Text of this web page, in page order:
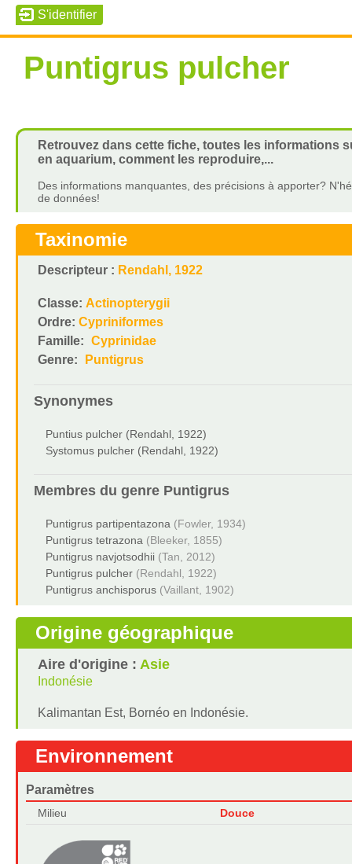
Puntigrus pulcher
Retrouvez dans cette fiche, toutes les informations
en aquarium, comment les reproduire,...
Des informations manquantes, des précisions à apporter?
de données!
Taxinomie
Descripteur : Rendahl, 1922
Classe: Actinopterygii
Ordre: Cypriniformes
Famille: Cyprinidae
Genre:
Puntigrus
Synonymes
Puntius pulcher (Rendahl, 1922)
Systomus pulcher (Rendahl, 1922)
Membres du genre Puntigrus
Puntigrus partipentazona (Fowler, 1934)
Puntigrus tetrazona (Bleeker, 1855)
Puntigrus navjotsodhii (Tan, 2012)
Puntigrus pulcher (Rendahl, 1922)
Puntigrus anchisporus (Vaillant, 1902)
Origine géographique
Aire d'origine : Asie
Indonésie
Kalimantan Est, Bornéo en Indonésie.
Environnement
Paramètres
Milieu Douce